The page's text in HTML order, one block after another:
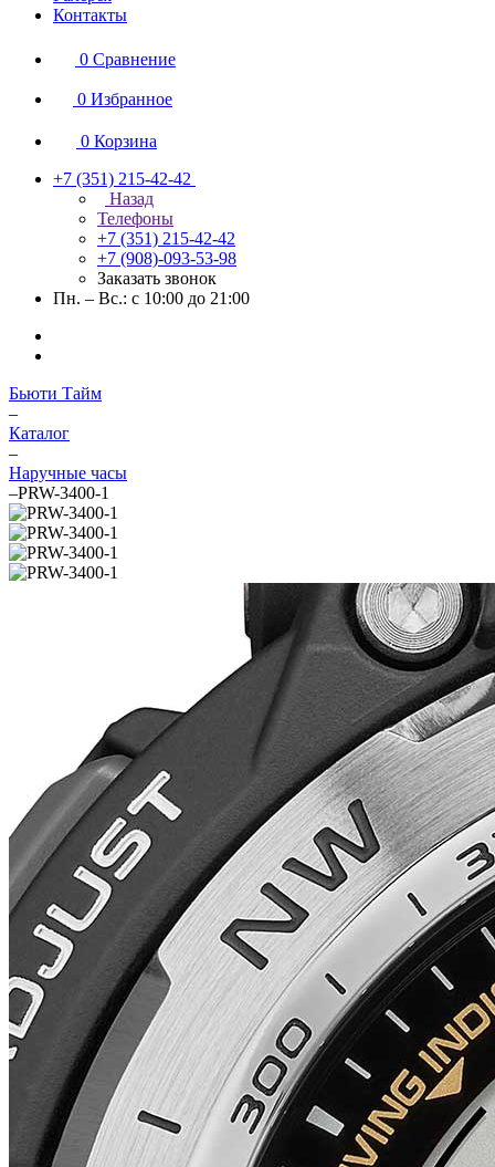
Контакты
0 Сравнение
0 Избранное
0 Корзина
+7 (351) 215-42-42
Назад
Телефоны
+7 (351) 215-42-42
+7 (908)-093-53-98
Заказать звонок
Пн. – Вс.: с 10:00 до 21:00
Бьюти Тайм
–
Каталог
–
Наручные часы
–PRW-3400-1